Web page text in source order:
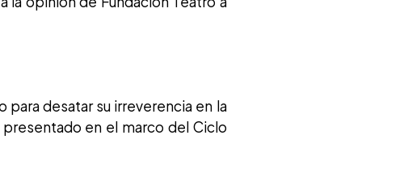
desatar su irreverencia en la
en el marco del Ciclo